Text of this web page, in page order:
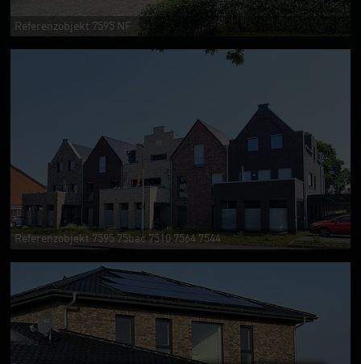
Referenzobjekt 7595 NF
Referenzobjekt 7595 75bac 7510 7564 7544